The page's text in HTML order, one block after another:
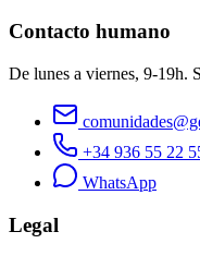
Contacto humano
De lunes a viernes, 9-19h.
+34 936 55 22
WhatsApp
Legal